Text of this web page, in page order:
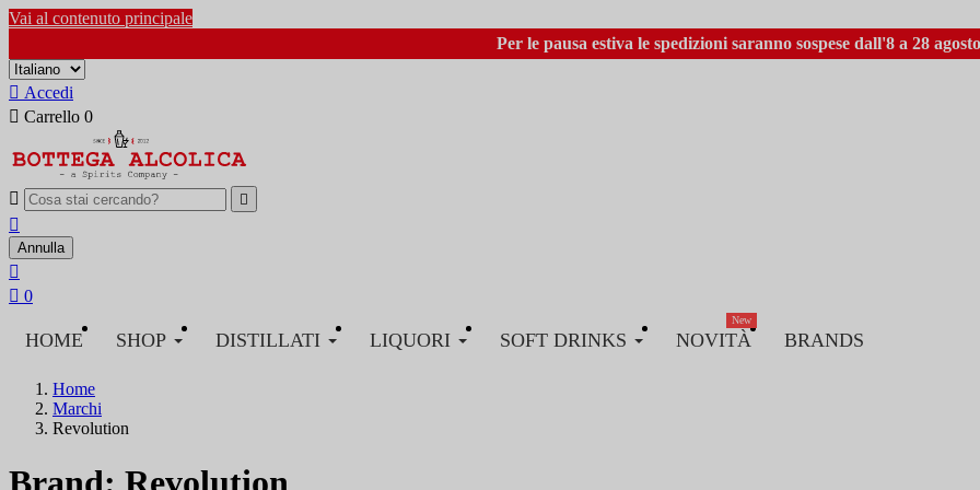
Vai al contenuto principale
Per le pausa estiva le spedizioni saranno sospese dall'8 a 28
 Accedi
 Carrello 0
 

Annulla

 0
HOME SHOP DISTILLATI LIQUORI SOFT DRINKS NOVITÀ
New
BRANDS
Home
Marchi
Revolution
Brand: Revolution